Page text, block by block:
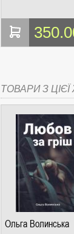
ТОВАРИ З ЦІЄЇ
Ольга Волинська